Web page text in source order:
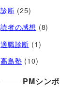
診断 (25)
読者の感想 (8)
適職診断 (1)
高島塾 (10)
PMシン